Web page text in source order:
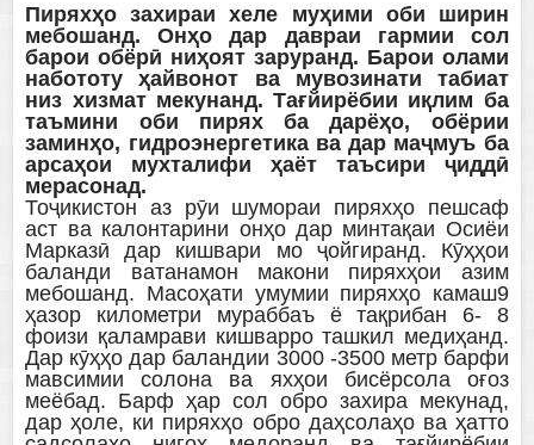
Пиряхҳо захираи хеле муҳими оби ширин
мебошанд. Онҳо дар давраи гармии сол
барои обёрӣ ниҳоят заруранд. Барои олами
набототу ҳайвонот ва мувозинати табиат
низ хизмат мекунанд. Тағйирёбии иқлим ба
таъмини оби пирях ба дарёҳо, обёрии
заминҳо, гидроэнергетика ва дар маҷмуъ ба
арсаҳои мухталифи ҳаёт таъсири ҷиддӣ
мерасонад.
Тоҷикистон аз рӯи шумораи пиряхҳо пешсаф
аст ва калонтарини онҳо дар минтақаи Осиёи
Марказӣ дар кишвари мо ҷойгиранд. Кӯҳҳои
баланди ватанамон макони пиряхҳои азим
мебошанд. Масоҳати умумии пиряхҳо камаш9
ҳазор километри мураббаъ ё тақрибан 6- 8
фоизи қаламрави кишварро ташкил медиҳанд.
Дар кӯҳҳо дар баландии 3000 -3500 метр барфи
мавсимии солона ва яхҳои бисёрсола оғоз
меёбад. Барф ҳар сол обро захира мекунад,
дар ҳоле, ки пиряхҳо обро даҳсолаҳо ва ҳатто